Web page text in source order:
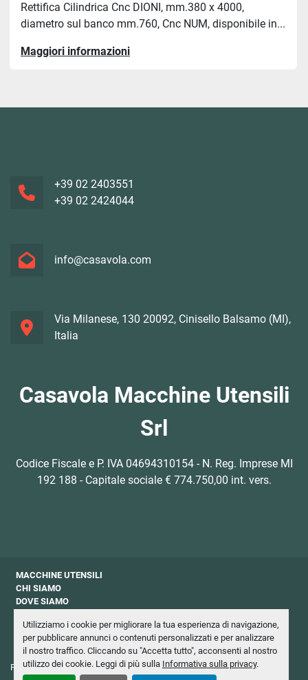
Utilizziamo i cookie per migliorare la tua esperienza di navigazione,
per pubblicare annunci o contenuti personalizzati e per analizzare
il nostro traffico. Cliccando su "Accetta tutto", acconsenti al nostro
utilizzo dei cookie. Leggi di più sulla Informativa sulla privacy.
Rettifica Cilindrica Cnc DIONI, mm.380 x 4000,
diametro sul banco mm.760, Cnc NUM, disponibile in...
Maggiori informazioni
+39 02 2403551
+39 02 2424044
info@casavola.com
Via Milanese, 130 20092, Cinisello Balsamo (MI),
Italia
Casavola Macchine Utensili
Srl
Codice Fiscale e P. IVA 04694310154 - N. Reg. Imprese MI
192 188 - Capitale sociale € 774.750,00 int. vers.
MACCHINE UTENSILI
CHI SIAMO
DOVE SIAMO
PRIVACY
NEWSLETTER
Personalizza le preferenze sui Cookies